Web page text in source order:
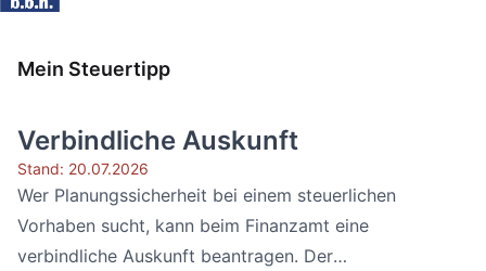
Mein Steuertipp
Verbindliche Auskunft
Stand: 20.07.2026
Wer Planungssicherheit bei einem steuerlichen
Vorhaben sucht, kann beim Finanzamt eine
verbindliche Auskunft beantragen. Der